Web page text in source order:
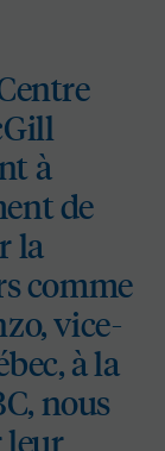
à
de
la
comme
vice-
à la
nous
leur